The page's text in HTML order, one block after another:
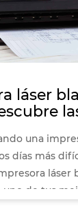
láser
una
días más
láser
de tus